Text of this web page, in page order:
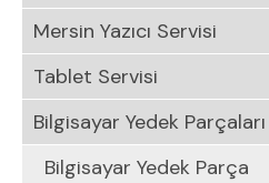
Mersin Yazıcı Servisi
Tablet Servisi
Bilgisayar Yedek Parçaları
Bilgisayar Yedek Parça